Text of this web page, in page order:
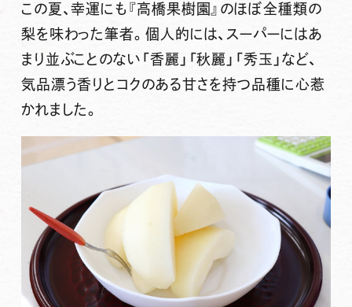
この夏、幸運にも『高橋果樹園』のほぼ全種類の
梨を味わった筆者。個人的には、スーパーにはあ
まり並ぶことのない「香麗」「秋麗」「秀玉」など、
気品漂う香りとコクのある甘さを持つ品種に心惹
かれました。